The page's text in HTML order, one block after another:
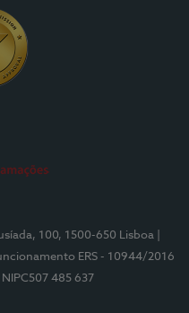
100, 1500-650 Lisboa
ERS - 10944/2016
| NIPC507 485 637